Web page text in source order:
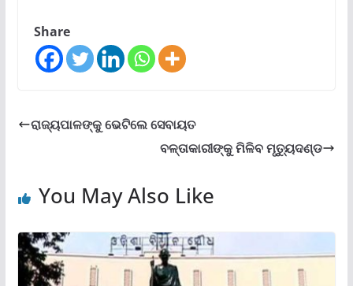
Share
ରାଜ୍ୟପାଳଙ୍କୁ ଭେଟିଲେ ସେବାୟତ
ବଳ୍ତାକାରୀଙ୍କୁ ମିଳିବ ମୃତ୍ୟୁଦଣ୍ଡ
You May Also Like